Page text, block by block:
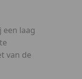
een laag
van de